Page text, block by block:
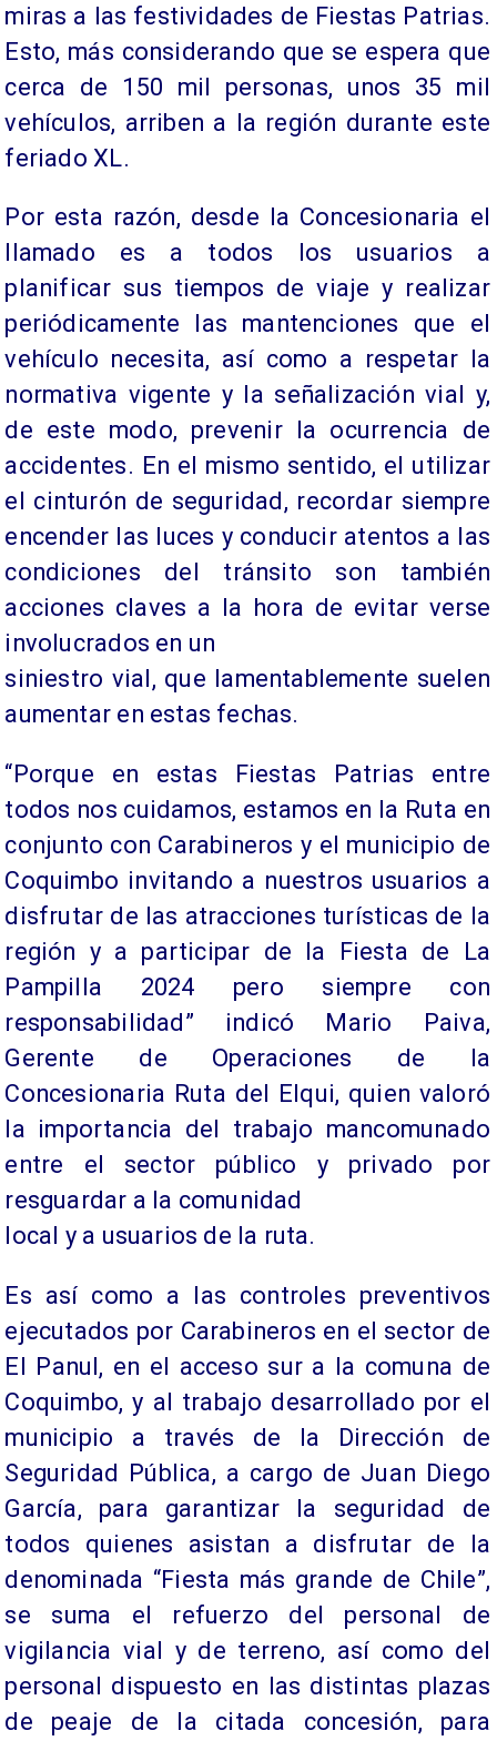
miras a las festividades de Fiestas Patrias.
Esto, más considerando que se espera que
cerca de 150 mil personas, unos 35 mil
vehículos, arriben a la región durante este
feriado XL.
Por esta razón, desde la Concesionaria el
llamado es a todos los usuarios a
planificar sus tiempos de viaje y realizar
periódicamente las mantenciones que el
vehículo necesita, así como a respetar la
normativa vigente y la señalización vial y,
de este modo, prevenir la ocurrencia de
accidentes. En el mismo sentido, el utilizar
el cinturón de seguridad, recordar siempre
encender las luces y conducir atentos a las
condiciones del tránsito son también
acciones claves a la hora de evitar verse
involucrados en un
siniestro vial, que lamentablemente suelen
aumentar en estas fechas.
“Porque en estas Fiestas Patrias entre
todos nos cuidamos, estamos en la Ruta en
conjunto con Carabineros y el municipio de
Coquimbo invitando a nuestros usuarios a
disfrutar de las atracciones turísticas de la
región y a participar de la Fiesta de La
Pampilla 2024 pero siempre con
responsabilidad” indicó Mario Paiva,
Gerente de Operaciones de la
Concesionaria Ruta del Elqui, quien valoró
la importancia del trabajo mancomunado
entre el sector público y privado por
resguardar a la comunidad
local y a usuarios de la ruta.
Es así como a las controles preventivos
ejecutados por Carabineros en el sector de
El Panul, en el acceso sur a la comuna de
Coquimbo, y al trabajo desarrollado por el
municipio a través de la Dirección de
Seguridad Pública, a cargo de Juan Diego
García, para garantizar la seguridad de
todos quienes asistan a disfrutar de la
denominada “Fiesta más grande de Chile”,
se suma el refuerzo del personal de
vigilancia vial y de terreno, así como del
personal dispuesto en las distintas plazas
de peaje de la citada concesión, para